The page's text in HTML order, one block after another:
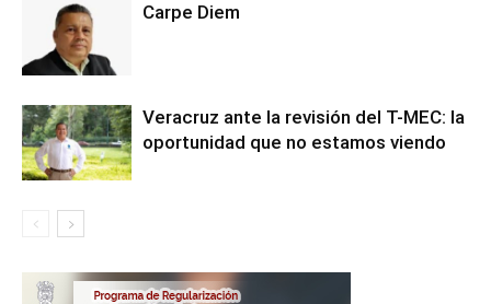
Carpe Diem
Veracruz ante la revisión del T-MEC: la
oportunidad que no estamos viendo